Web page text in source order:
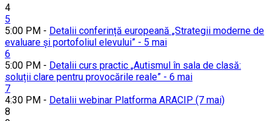
4
5
5:00 PM - Detalii conferință europeană „Strategii moderne de
evaluare și portofoliul elevului” - 5 mai
6
5:00 PM - Detalii curs practic „Autismul în sala de clasă:
soluții clare pentru provocările reale” - 6 mai
7
4:30 PM - Detalii webinar Platforma ARACIP (7 mai)
8